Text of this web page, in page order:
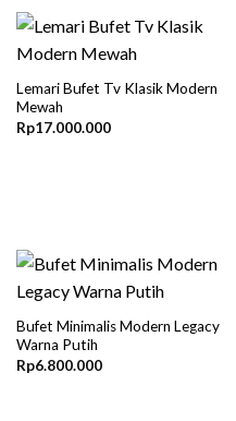
Lemari Bufet Tv Klasik Modern
Mewah
Rp17.000.000
Bufet Minimalis Modern Legacy
Warna Putih
Rp6.800.000